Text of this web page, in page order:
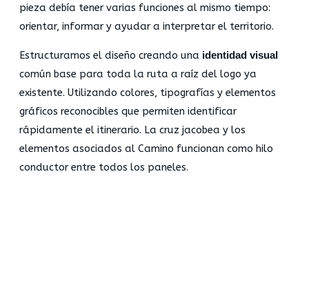
pieza debía tener varias funciones al mismo tiempo:
orientar, informar y ayudar a interpretar el territorio.
Estructuramos el diseño creando una identidad visual
común base para toda la ruta a raíz del logo ya
existente. Utilizando colores, tipografías y elementos
gráficos reconocibles que permiten identificar
rápidamente el itinerario. La cruz jacobea y los
elementos asociados al Camino funcionan como hilo
conductor entre todos los paneles.